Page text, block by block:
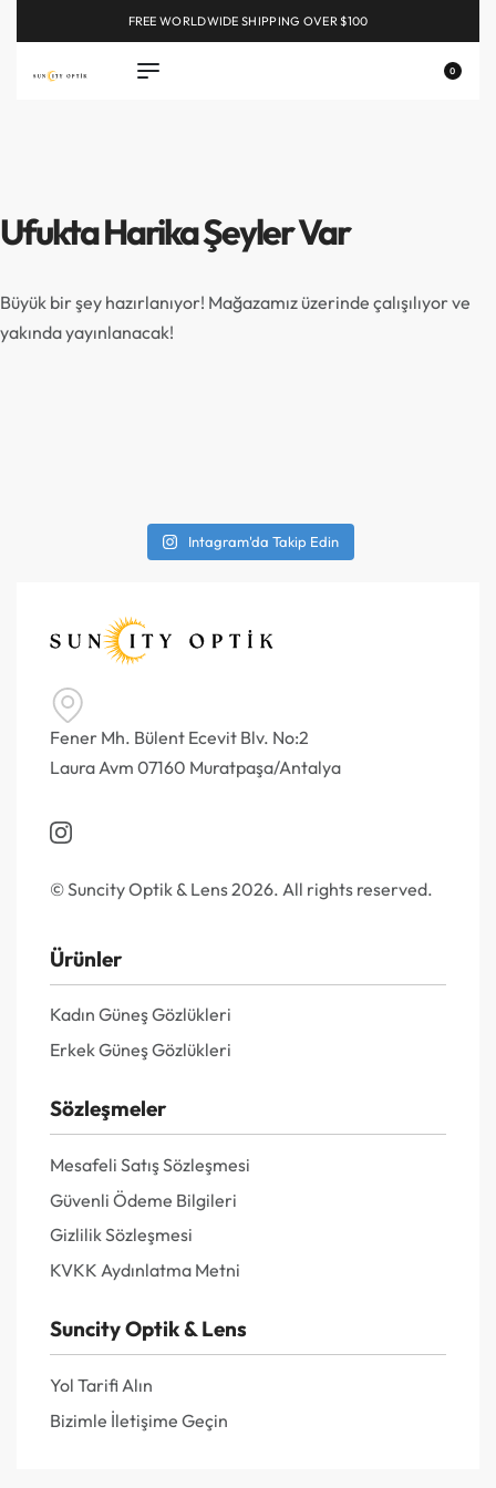
FREE WORLDWIDE SHIPPING OVER $100
0
Ufukta Harika Şeyler Var
Büyük bir şey hazırlanıyor! Mağazamız üzerinde çalışılıyor ve
yakında yayınlanacak!
Intagram'da Takip Edin
Fener Mh. Bülent Ecevit Blv. No:2
Laura Avm 07160 Muratpaşa/Antalya
© Suncity Optik & Lens 2026. All rights reserved.
Ürünler
Kadın Güneş Gözlükleri
Erkek Güneş Gözlükleri
Sözleşmeler
Mesafeli Satış Sözleşmesi
Güvenli Ödeme Bilgileri
Gizlilik Sözleşmesi
KVKK Aydınlatma Metni
Suncity Optik & Lens
Yol Tarifi Alın
Bizimle İletişime Geçin